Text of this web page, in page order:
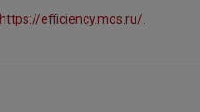
https://efficiency.mos.ru/